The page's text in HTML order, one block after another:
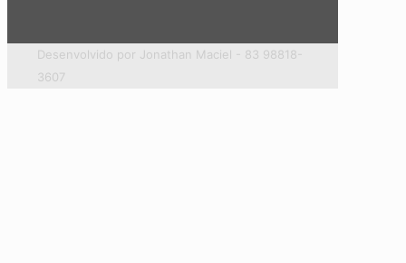
Desenvolvido por Jonathan Maciel - 83 98818-
3607